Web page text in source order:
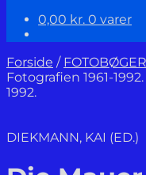
0,00 kr. 0 varer
Forside /
Fotografien 1961-
1992.
DIEKMANN, KAI (ED.)